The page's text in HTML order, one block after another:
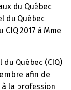
du Québec
du Québec
2017 à Mme
Québec (CIQ)
afin de
la profession